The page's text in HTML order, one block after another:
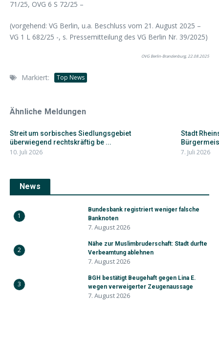
71/25, OVG 6 S 72/25 –
(vorgehend: VG Berlin, u.a. Beschluss vom 21. August 2025 –
VG 1 L 682/25 -, s. Pressemitteilung des VG Berlin Nr. 39/2025)
OVG Berlin-Brandenburg, 22.08.2025
Markiert: Top News
Ähnliche Meldungen
Streit um sorbisches Siedlungsgebiet
überwiegend rechtskräftig be ...
10. Juli 2026
Stadt
7. Juli 2026
News
1
Bundesbank registriert weniger falsche
Banknoten
7. August 2026
2
Nähe zur Muslimbruderschaft: Stadt durfte
Verbeamtung ablehnen
7. August 2026
3
BGH bestätigt Beugehaft gegen Lina E.
wegen verweigerter Zeugenaussage
7. August 2026